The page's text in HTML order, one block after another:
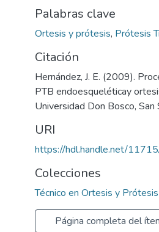
Palabras clave
Ortesis y prótesis, Prótesis
Citación
Hernández, J. E. (2009).
PTB endoesqueléticay
Universidad Don Bosco, San
URI
https://hdl.handle.net/
Colecciones
Técnico en Ortesis y Prótesis
Página completa del